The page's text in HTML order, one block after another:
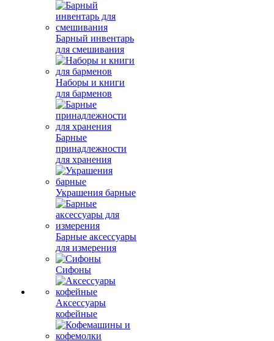
Барный инвентарь
для смешивания
Наборы и книги
для барменов
Барные
принадлежности
для хранения
Украшения барные
Барные аксессуары
для измерения
Сифоны
Аксессуары
кофейные